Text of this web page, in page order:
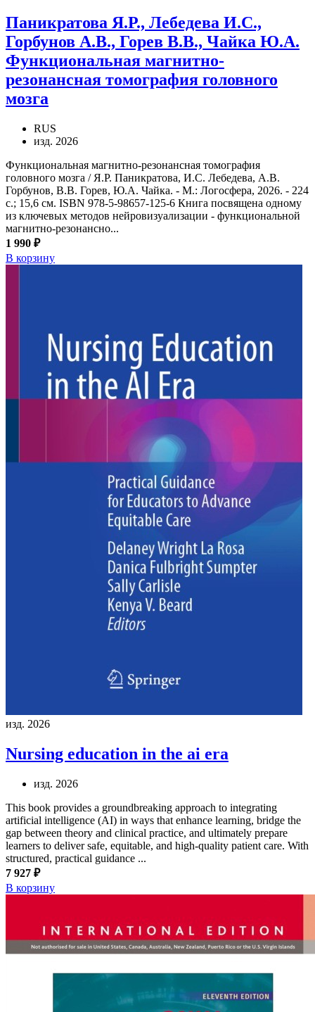
Паникратова Я.Р., Лебедева И.С.,
Горбунов А.В., Горев В.В., Чайка Ю.А.
Функциональная магнитно-
резонансная томография головного
мозга
RUS
изд. 2026
Функциональная магнитно-резонансная томография
головного мозга / Я.Р. Паникратова, И.С. Лебедева, А.В.
Горбунов, В.В. Горев, Ю.А. Чайка. - М.: Логосфера, 2026. - 224
с.; 15,6 см. ISBN 978-5-98657-125-6 Книга посвящена одному
из ключевых методов нейровизуализации - функциональной
магнитно-резонансно...
1 990 ₽
В корзину
изд. 2026
Nursing education in the ai era
изд. 2026
This book provides a groundbreaking approach to integrating
artificial intelligence (AI) in ways that enhance learning, bridge the
gap between theory and clinical practice, and ultimately prepare
learners to deliver safe, equitable, and high-quality patient care. With
structured, practical guidance ...
7 927 ₽
В корзину